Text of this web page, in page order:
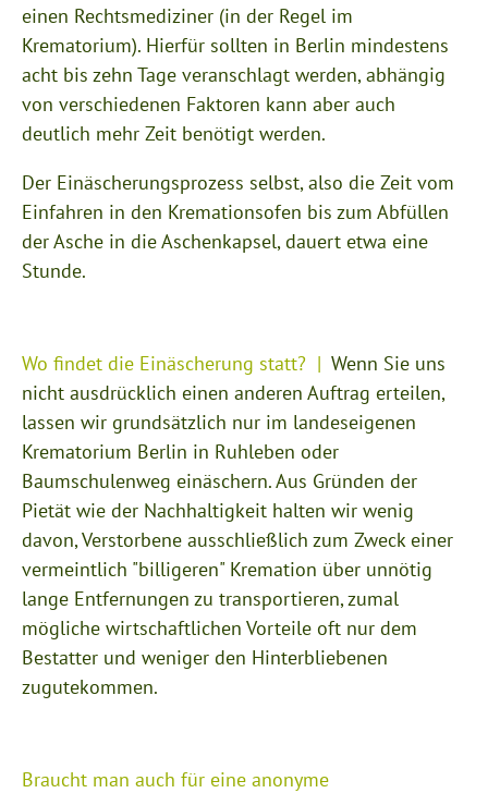
einen Rechtsmediziner (in der Regel im
Krematorium). Hierfür sollten in Berlin mindestens
acht bis zehn Tage veranschlagt werden, abhängig
von verschiedenen Faktoren kann aber auch
deutlich mehr Zeit benötigt werden.
Der Einäscherungsprozess selbst, also die Zeit vom
Einfahren in den Kremationsofen bis zum Abfüllen
der Asche in die Aschenkapsel, dauert etwa eine
Stunde.
Wo findet die Einäscherung statt?
Wenn Sie uns
nicht ausdrücklich einen anderen Auftrag erteilen,
lassen wir grundsätzlich nur im landeseigenen
Krematorium Berlin in Ruhleben oder
Baumschulenweg einäschern. Aus Gründen der
Pietät wie der Nachhaltigkeit halten wir wenig
davon, Verstorbene ausschließlich zum Zweck einer
vermeintlich "billigeren" Kremation über unnötig
lange Entfernungen zu transportieren, zumal
mögliche wirtschaftlichen Vorteile oft nur dem
Bestatter und weniger den Hinterbliebenen
zugutekommen.
Braucht man auch für eine anonyme